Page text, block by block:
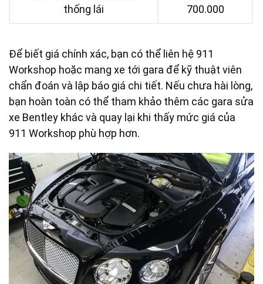
thống lái
700.000
Để biết giá chính xác, bạn có thể liên hệ 911
Workshop hoặc mang xe tới gara để kỹ thuật viên
chẩn đoán và lập báo giá chi tiết. Nếu chưa hài lòng,
bạn hoàn toàn có thể tham khảo thêm các gara sửa
xe Bentley khác và quay lại khi thấy mức giá của
911 Workshop phù hợp hơn.